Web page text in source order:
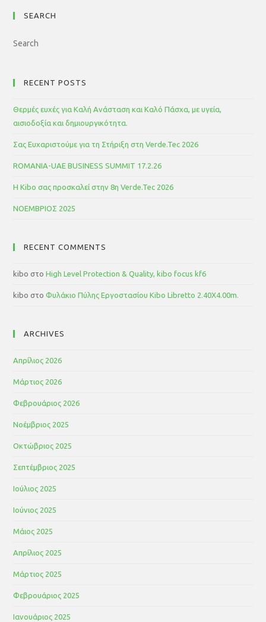
SEARCH
RECENT POSTS
Θερμές ευχές για Καλή Ανάσταση και Καλό Πάσχα, με υγεία,
αισιοδοξία και δημιουργικότητα.
Σας Ευχαριστούμε για τη Στήριξη στη Verde.Tec 2026
ROMANIA-UAE BUSINESS SUMMIT 17.2.26
Η Kibo σας προσκαλεί στην 8η Verde.Tec 2026
ΝΟΕΜΒΡΙΟΣ 2025
RECENT COMMENTS
kibo στοHigh Level Protection & Quality, kibo focus kf6
kibo στοΦυλάκιο Πύλης Εργοστασίου Kibo Libretto 2.40Χ4.00m.
ARCHIVES
Απρίλιος 2026
Μάρτιος 2026
Φεβρουάριος 2026
Νοέμβριος 2025
Οκτώβριος 2025
Σεπτέμβριος 2025
Ιούλιος 2025
Ιούνιος 2025
Μάιος 2025
Απρίλιος 2025
Μάρτιος 2025
Φεβρουάριος 2025
Ιανουάριος 2025